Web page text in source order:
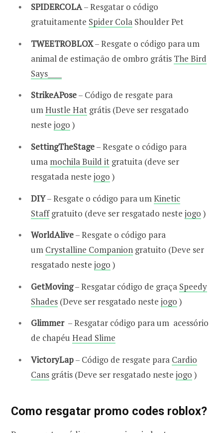
SPIDERCOLA– Resgatar o código
gratuitamente Spider Cola Shoulder Pet
TWEETROBLOX– Resgate o código para um
animal de estimação de ombro grátis The Bird
Says____
StrikeAPose– Código de resgate para
umHustle Hat grátis (Deve ser resgatado
neste jogo )
SettingTheStage– Resgate o código para
uma mochila Build it gratuita (deve ser
resgatada neste jogo )
DIY– Resgate o código para umKinetic
Staffgratuito (deve ser resgatado neste jogo )
WorldAlive– Resgate o código para
um Crystalline Companion gratuito (Deve ser
resgatado neste jogo )
GetMoving– Resgatar código de graça Speedy
Shades (Deve ser resgatado neste jogo )
Glimmer – Resgatar código para um acessório
de chapéu Head Slime
VictoryLap– Código de resgate para Cardio
Cans grátis (Deve ser resgatado neste jogo )
Como resgatar promo codes roblox?